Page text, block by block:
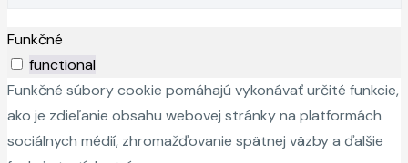
Funkčné
functional
Funkčné súbory cookie pomáhajú vykonávať určité funkcie,
ako je zdieľanie obsahu webovej stránky na platformách
sociálnych médií, zhromažďovanie spätnej väzby a ďalšie